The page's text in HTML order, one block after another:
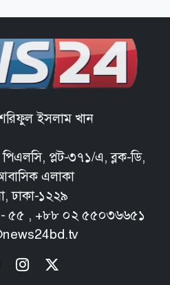
শরিফুল ইসলাম খান
প্লট-৩৭১/এ, ব্লক-ডি,
এলাকা
ঢাকা-১২২৯
৫৫ , +৮৮ ০২ ৫৫০৩৬৬৫১